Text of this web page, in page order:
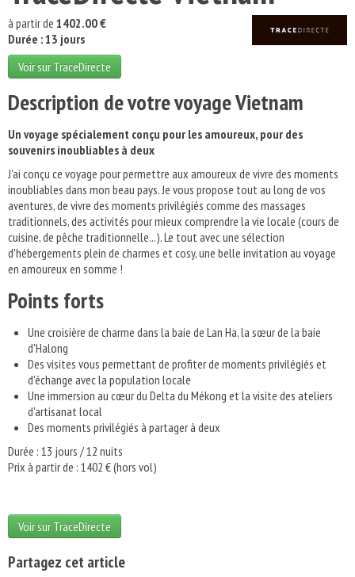
à partir de 1402.00 €
Durée : 13 jours
Voir sur TraceDirecte
Description de votre voyage Vietnam
Un voyage spécialement conçu pour les amoureux, pour des
souvenirs inoubliables à deux
J'ai conçu ce voyage pour permettre aux amoureux de vivre des moments
inoubliables dans mon beau pays. Je vous propose tout au long de vos
aventures, de vivre des moments privilégiés comme des massages
traditionnels, des activités pour mieux comprendre la vie locale (cours de
cuisine, de pêche traditionnelle...). Le tout avec une sélection
d'hébergements plein de charmes et cosy, une belle invitation au voyage
en amoureux en somme !
Points forts
Une croisière de charme dans la baie de Lan Ha, la sœur de la baie
d'Halong
Des visites vous permettant de profiter de moments privilégiés et
d'échange avec la population locale
Une immersion au cœur du Delta du Mékong et la visite des ateliers
d'artisanat local
Des moments privilégiés à partager à deux
Durée : 13 jours / 12 nuits
Prix à partir de : 1402 € (hors vol)
Voir sur TraceDirecte
Partagez cet article